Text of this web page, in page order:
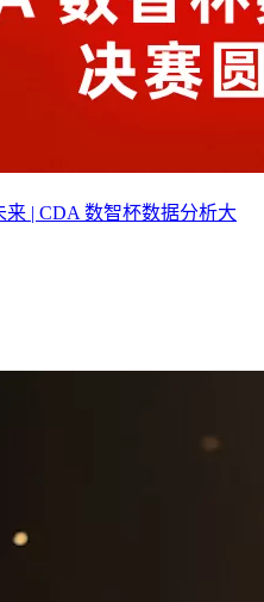
| CDA 数智杯数据分析大